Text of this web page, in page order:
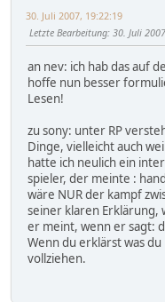
30. Juli 2007, 19:22:19
Letzte Bearbeitung: 30. Juli
an nev: ich hab das auf
hoffe nun besser
Lesen!
zu sony: unter RP
Dinge, vielleicht auch
hatte ich neulich ein
spieler, der meinte :
wäre NUR der kampf
seiner klaren Erklärung,
er meint, wenn er sagt:
Wenn du erklärst was du
vollziehen.